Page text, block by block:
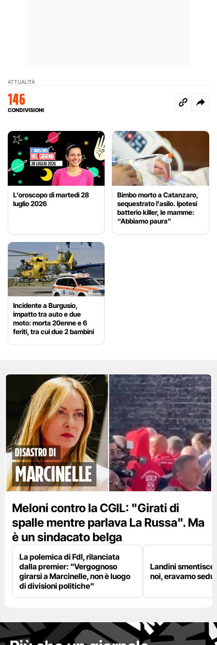
ATTUALITÀ
146
CONDIVISIONI
L’oroscopo di martedì 28
luglio 2026
Bimbo morto a Catanzaro,
sequestrato l’asilo. Ipotesi
batterio killer, le mamme:
“Abbiamo paura”
Incidente a Burgusio,
impatto tra auto e due
moto: morta 20enne e 6
feriti, tra cui due 2 bambini
disastro di
marcinelle
Meloni contro la CGIL: "Girati di
spalle mentre parlava La Russa". Ma
è un sindacato belga
La polemica di FdI, rilanciata
dalla premier: "Vergognoso
girarsi a Marcinelle, non è luogo
di divisioni politiche"
Landini
noi, eravamo